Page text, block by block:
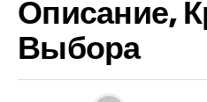
Описание,
Выбора